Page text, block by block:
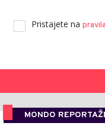
Pristajete na
MONDO